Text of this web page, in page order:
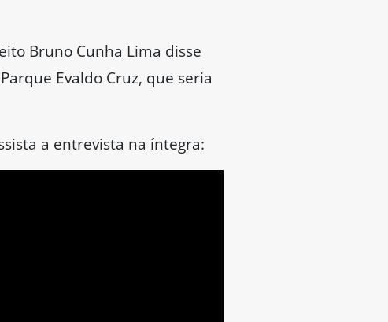
Bruno Cunha Lima disse
Evaldo Cruz, que seria
a entrevista na íntegra: